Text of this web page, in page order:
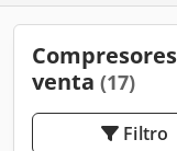
venta (17)
Filtro